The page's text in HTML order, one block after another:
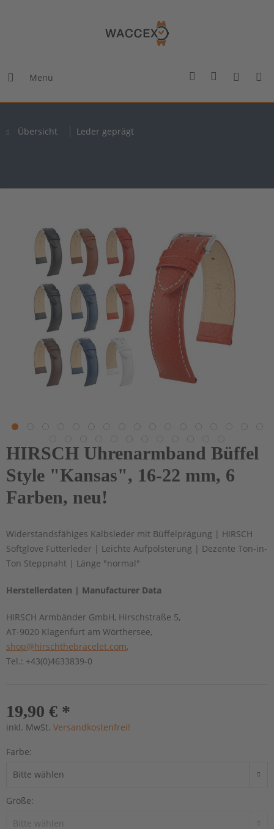
Menü
Übersicht Leder geprägt
HIRSCH Uhrenarmband Büffel
Style "Kansas", 16-22 mm, 6
Farben, neu!
Widerstandsfähiges Kalbsleder mit Büffelprägung | HIRSCH
Softglove Futterleder | Leichte Aufpolsterung | Dezente Ton-in-
Ton Steppnaht | Länge "normal"
Herstellerdaten | Manufacturer Data
HIRSCH Armbänder GmbH, Hirschstraße 5,
AT-9020 Klagenfurt am Wörthersee,
shop@hirschthebracelet.com,
Tel.: +43(0)4633839-0
19,90 € *
inkl. MwSt. Versandkostenfrei!
Farbe:
Größe: